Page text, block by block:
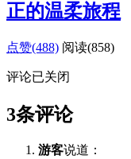
正的温柔旅程
点赞(488) 阅读(858)
评论已关闭
3条评论
游客说道：